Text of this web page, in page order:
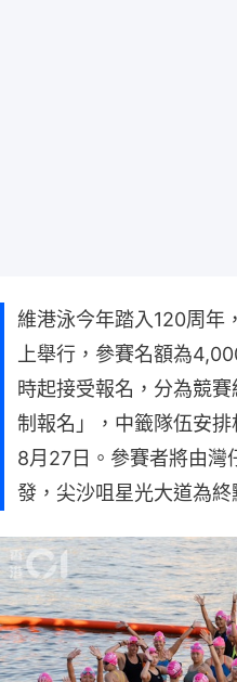
維港泳今年踏入120周年
上舉行，參賽名額為
時起接受報名，分為競
制報名」，中籤隊伍安
8月27日。參賽者將由灣
發，尖沙咀星光大道為終